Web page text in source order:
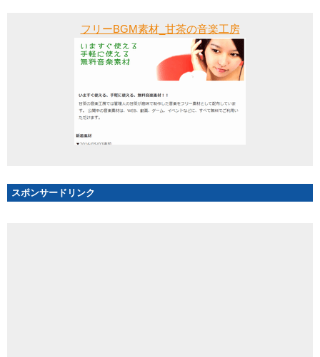
フリーBGM素材_甘茶の音楽工房
スポンサードリンク